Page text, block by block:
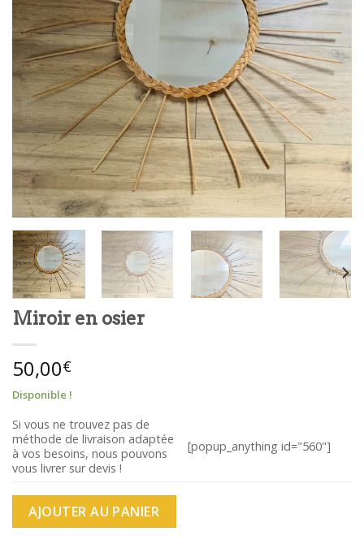
Miroir en osier
50,00€
Disponible !
Si vous ne trouvez pas de
méthode de livraison adaptée
à vos besoins, nous pouvons
vous livrer sur devis !
[popup_anything id="560"]
AJOUTER AU PANIER